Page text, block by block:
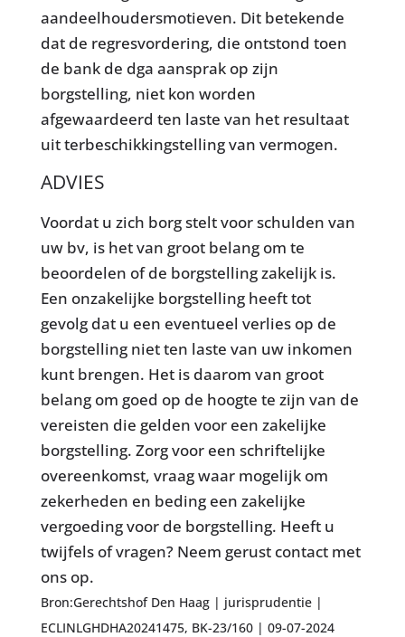
aandeelhoudersmotieven. Dit betekende
dat de regresvordering, die ontstond toen
de bank de dga aansprak op zijn
borgstelling, niet kon worden
afgewaardeerd ten laste van het resultaat
uit terbeschikkingstelling van vermogen.
ADVIES
Voordat u zich borg stelt voor schulden van
uw bv, is het van groot belang om te
beoordelen of de borgstelling zakelijk is.
Een onzakelijke borgstelling heeft tot
gevolg dat u een eventueel verlies op de
borgstelling niet ten laste van uw inkomen
kunt brengen. Het is daarom van groot
belang om goed op de hoogte te zijn van de
vereisten die gelden voor een zakelijke
borgstelling. Zorg voor een schriftelijke
overeenkomst, vraag waar mogelijk om
zekerheden en beding een zakelijke
vergoeding voor de borgstelling. Heeft u
twijfels of vragen? Neem gerust contact met
ons op.
Bron:Gerechtshof Den Haag | jurisprudentie |
ECLINLGHDHA20241475, BK-23/160 | 09-07-2024